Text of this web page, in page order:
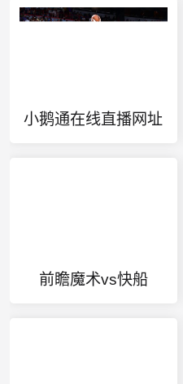
小鹅通在线直播网址
前瞻魔术vs快船